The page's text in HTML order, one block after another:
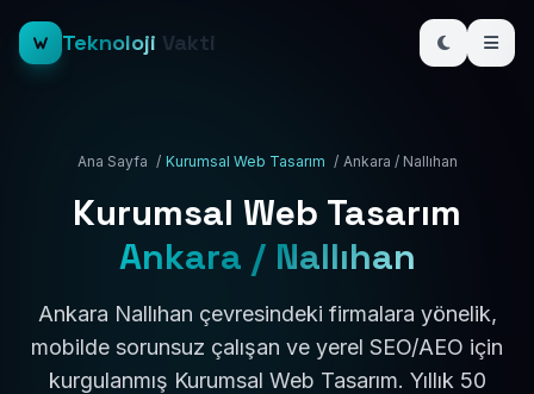
Teknoloji Vakti
Ana Sayfa / Kurumsal Web Tasarım / Ankara / Nallıhan
Kurumsal Web Tasarım
Ankara / Nallıhan
Ankara Nallıhan çevresindeki firmalara yönelik,
mobilde sorunsuz çalışan ve yerel SEO/AEO için
kurgulanmış Kurumsal Web Tasarım. Yıllık 50